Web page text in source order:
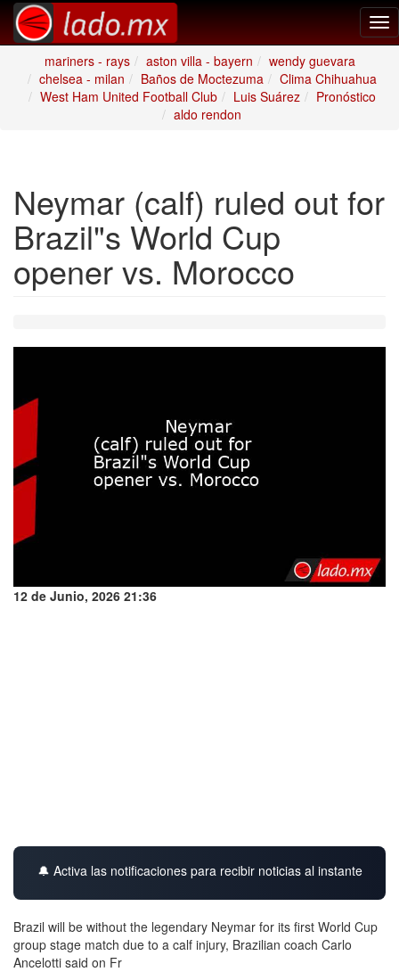
mariners - rays
aston villa - bayern
wendy guevara
chelsea - milan
Baños de Moctezuma
Clima Chihuahua
West Ham United Football Club
Luis Suárez
Pronóstico
aldo rendon
Neymar (calf) ruled out for
Brazil"s World Cup
opener vs. Morocco
12 de Junio, 2026 21:36
🔔 Activa las notificaciones para recibir noticias al instante
Brazil will be without the legendary Neymar for its first World Cup
group stage match due to a calf injury, Brazilian coach Carlo
Ancelotti said on Fr